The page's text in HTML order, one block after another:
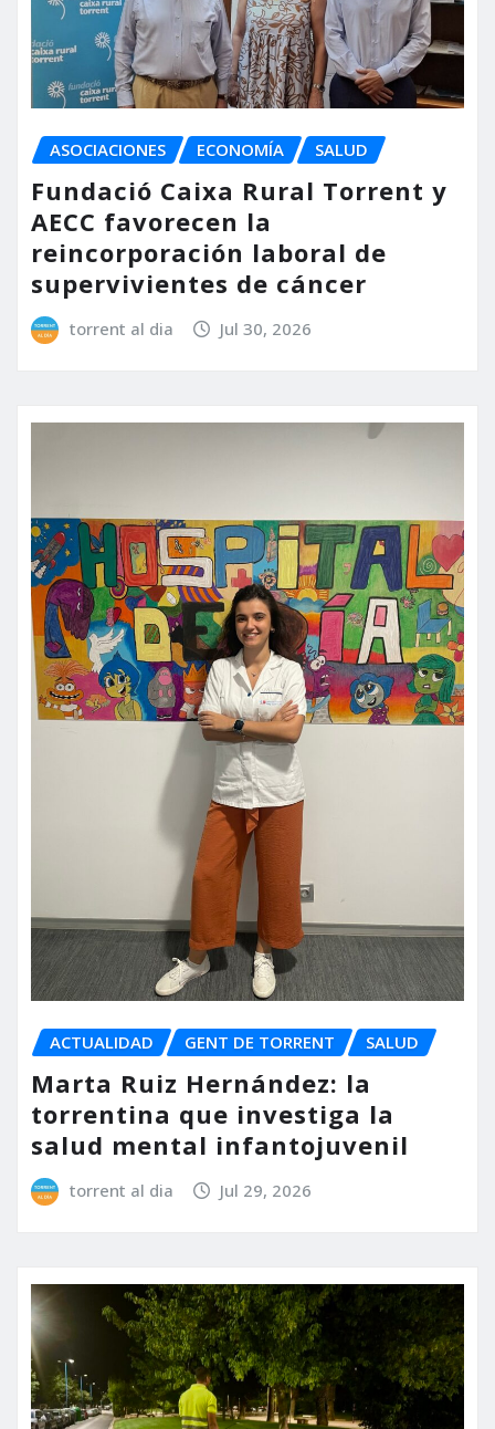
ASOCIACIONES ECONOMÍA SALUD
Fundació Caixa Rural Torrent y
AECC favorecen la
reincorporación laboral de
supervivientes de cáncer
torrent al dia Jul 30, 2026
ACTUALIDAD GENT DE TORRENT SALUD
Marta Ruiz Hernández: la
torrentina que investiga la
salud mental infantojuvenil
torrent al dia Jul 29, 2026